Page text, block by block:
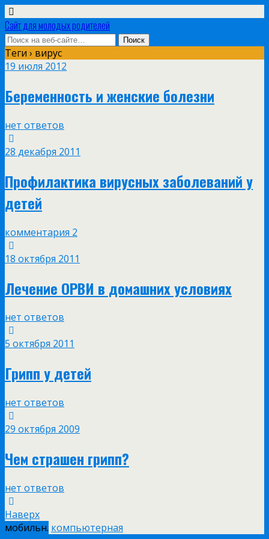
Сайт для молодых родителей
Теги › вирус
19 июля 2012
Беременность и женские болезни
нет ответов
28 декабря 2011
Профилактика вирусных заболеваний у
детей
комментария 2
18 октября 2011
Лечение ОРВИ в домашних условиях
нет ответов
5 октября 2011
Грипп у детей
нет ответов
29 октября 2009
Чем страшен грипп?
нет ответов
Наверх
мобильн. компьютерная